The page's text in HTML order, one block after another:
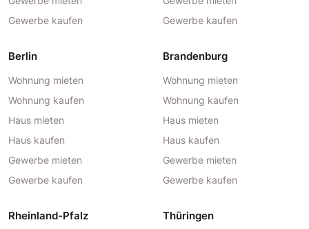
Gewerbe kaufen
Gewerbe kaufen
Berlin
Wohnung mieten
Wohnung kaufen
Haus mieten
Haus kaufen
Gewerbe mieten
Gewerbe kaufen
Brandenburg
Wohnung mieten
Wohnung kaufen
Haus mieten
Haus kaufen
Gewerbe mieten
Gewerbe kaufen
Rheinland-Pfalz Thüringen